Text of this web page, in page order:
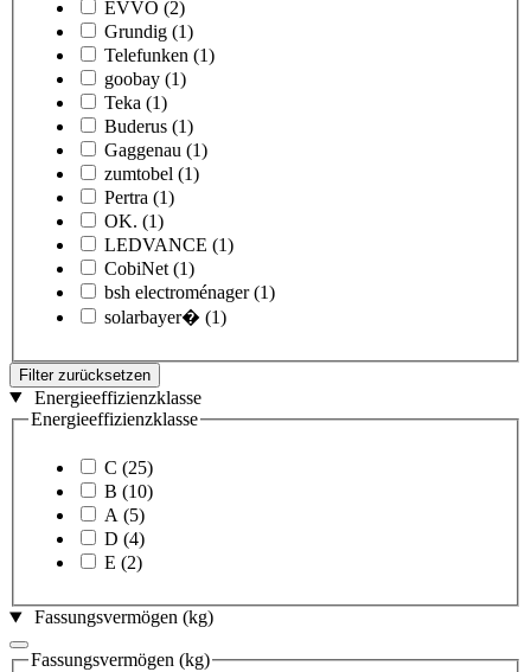
EVVO (2)
Grundig (1)
Telefunken (1)
goobay (1)
Teka (1)
Buderus (1)
Gaggenau (1)
zumtobel (1)
Pertra (1)
OK. (1)
LEDVANCE (1)
CobiNet (1)
bsh electroménager (1)
solarbayer� (1)
Filter zurücksetzen
Energieeffizienzklasse
Energieeffizienzklasse
C (25)
B (10)
A (5)
D (4)
E (2)
Fassungsvermögen (kg)
Fassungsvermögen (kg)